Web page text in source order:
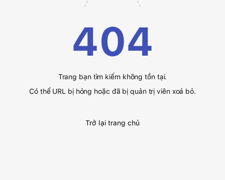
404
Trang bạn tìm kiếm không tồn tại.
Có thể URL bị hỏng hoặc đã bị quản trị viên xoá bỏ.
Trở lại trang chủ